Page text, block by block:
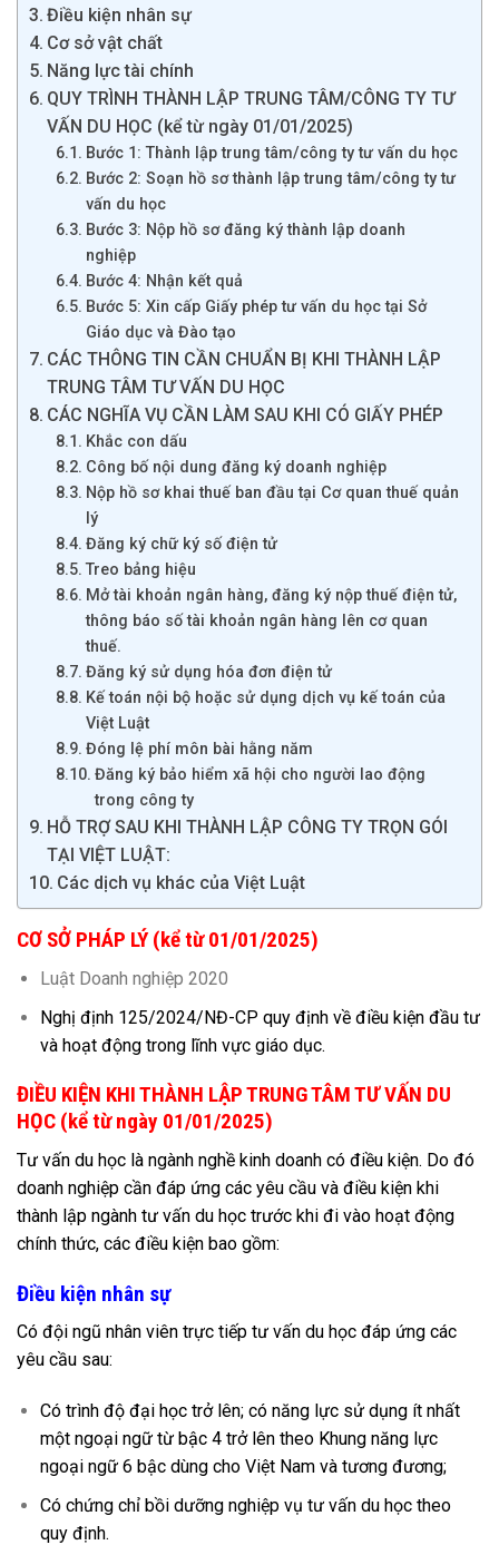
Điều kiện nhân sự
Cơ sở vật chất
Năng lực tài chính
QUY TRÌNH THÀNH LẬP TRUNG TÂM/CÔNG TY TƯ
VẤN DU HỌC (kể từ ngày 01/01/2025)
Bước 1: Thành lập trung tâm/công ty tư vấn du học
Bước 2: Soạn hồ sơ thành lập trung tâm/công ty tư
vấn du học
Bước 3: Nộp hồ sơ đăng ký thành lập doanh
nghiệp
Bước 4: Nhận kết quả
Bước 5: Xin cấp Giấy phép tư vấn du học tại Sở
Giáo dục và Đào tạo
CÁC THÔNG TIN CẦN CHUẨN BỊ KHI THÀNH LẬP
TRUNG TÂM TƯ VẤN DU HỌC
CÁC NGHĨA VỤ CẦN LÀM SAU KHI CÓ GIẤY PHÉP
Khắc con dấu
Công bố nội dung đăng ký doanh nghiệp
Nộp hồ sơ khai thuế ban đầu tại Cơ quan thuế quản
lý
Đăng ký chữ ký số điện tử
Treo bảng hiệu
Mở tài khoản ngân hàng, đăng ký nộp thuế điện tử,
thông báo số tài khoản ngân hàng lên cơ quan
thuế.
Đăng ký sử dụng hóa đơn điện tử
Kế toán nội bộ hoặc sử dụng dịch vụ kế toán của
Việt Luật
Đóng lệ phí môn bài hằng năm
Đăng ký bảo hiểm xã hội cho người lao động
trong công ty
HỖ TRỢ SAU KHI THÀNH LẬP CÔNG TY TRỌN GÓI
TẠI VIỆT LUẬT:
Các dịch vụ khác của Việt Luật
CƠ SỞ PHÁP LÝ (kể từ 01/01/2025)
Luật Doanh nghiệp 2020
Nghị định 125/2024/NĐ-CP quy định về điều kiện đầu tư
và hoạt động trong lĩnh vực giáo dục.
ĐIỀU KIỆN KHI THÀNH LẬP TRUNG TÂM TƯ VẤN DU
HỌC (kể từ ngày 01/01/2025)
Tư vấn du học là ngành nghề kinh doanh có điều kiện. Do đó
doanh nghiệp cần đáp ứng các yêu cầu và điều kiện khi
thành lập ngành tư vấn du học trước khi đi vào hoạt động
chính thức, các điều kiện bao gồm:
Điều kiện nhân sự
Có đội ngũ nhân viên trực tiếp tư vấn du học đáp ứng các
yêu cầu sau:
Có trình độ đại học trở lên; có năng lực sử dụng ít nhất
một ngoại ngữ từ bậc 4 trở lên theo Khung năng lực
ngoại ngữ 6 bậc dùng cho Việt Nam và tương đương;
Có chứng chỉ bồi dưỡng nghiệp vụ tư vấn du học theo
quy định.